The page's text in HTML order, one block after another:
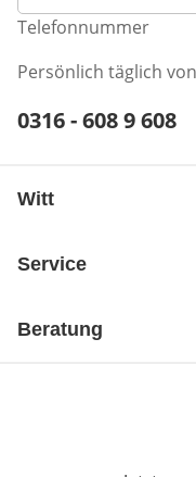
Telefonnummer
Persönlich täglich
Telefonnummer:
0316 - 608 9 608
Witt
Service
Beratung